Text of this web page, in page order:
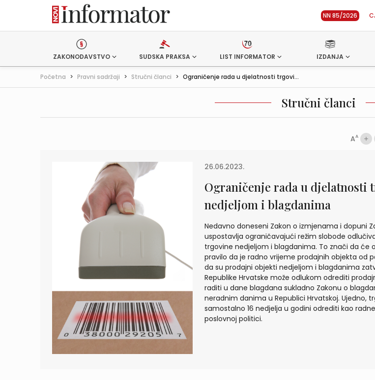
NN 85/2026
ZAKONODAVSTVO SUDSKA PRAKSA LIST INFORMATOR IZDANJA
Početna > Pravni sadržaji > Stručni članci > Ograničenje rada u djelatnosti trgovi...
Stručni članci
AA
26.06.2023.
Ograničenje rada u djelatnosti
nedjeljom i blagdanima
Nedavno doneseni Zakon o izmjenama i dopuni
uspostavlja ograničavajući režim slobode
trgovine nedjeljom i blagdanima. To znači da će
pravilo da je radno vrijeme prodajnih objekta od
da su prodajni objekti nedjeljom i blagdanima
Republike Hrvatske može odlukom odrediti
raditi u dane blagdana sukladno Zakonu o
neradnim danima u Republici Hrvatskoj. Ujedno,
samostalno 16 nedjelja u godini odrediti kao
poslovnoj politici.